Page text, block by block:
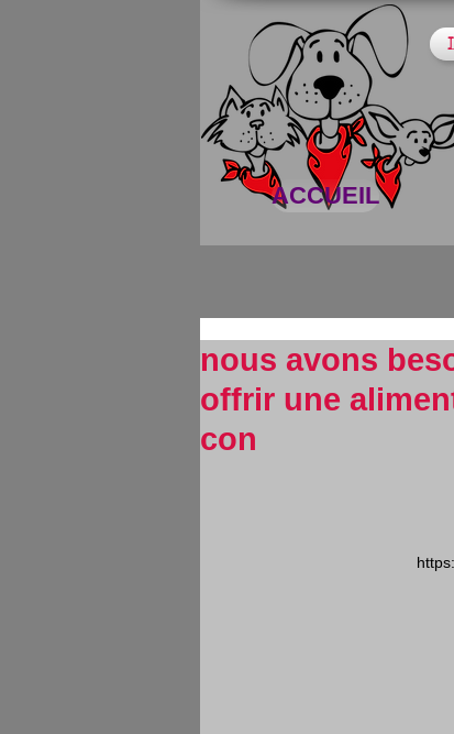
ACCUEIL
nous avons
offrir une
con